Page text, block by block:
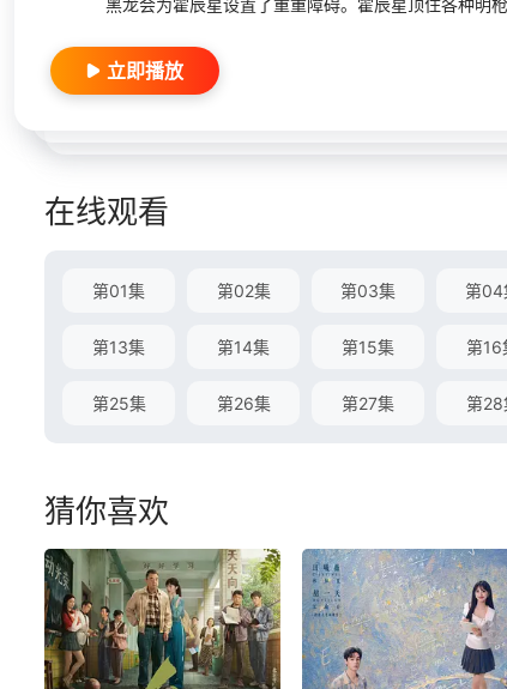
黑龙会为霍辰星设置了重重障碍。霍辰星顶住各种明
立即播放
在线观看
第01集 第02集 第03集 第04
第13集 第14集 第15集 第16
第25集 第26集 第27集 第28
猜你喜欢